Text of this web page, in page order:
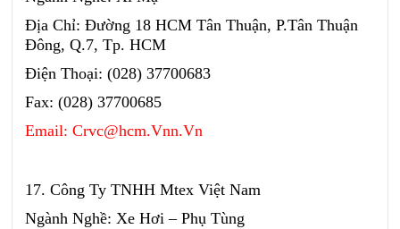
Địa Chỉ: Đường 18 HCM Tân Thuận, P.Tân Thuận
Đông, Q.7, Tp. HCM
Điện Thoại: (028) 37700683
Fax: (028) 37700685
Email: Crvc@hcm.Vnn.Vn
17. Công Ty TNHH Mtex Việt Nam
Ngành Nghề: Xe Hơi – Phụ Tùng